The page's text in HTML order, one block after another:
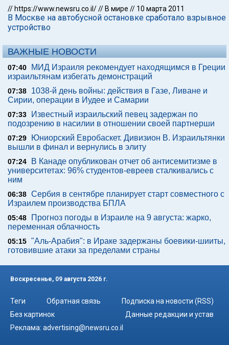
// https://www.newsru.co.il/// В мире // 10 марта 2011
В Москве на автобусной остановке сработало взрывное
устройство
ВАЖНЫЕ НОВОСТИ
07:40
МИД Израиля рекомендует находящимся в Греции
израильтянам избегать демонстраций
07:38
1038-й день войны: действия в Газе, Ливане и
Сирии, операции в Иудее и Самарии
07:33
Известный израильский певец задержан по
подозрению в насилии в отношении своей партнерши
07:29
Юниорский Евробаскет. Дивизион В. Израильтянки
вышли в финал и вернулись в элиту
07:24
В Канаде опубликован отчет об антисемитизме в
университетах: 96% студентов-евреев сталкивались с
ним
06:38 Сербия в сентябре планирует старт совместного с
Израилем производства БПЛА
05:48
Прогноз погоды в Израиле на 9 августа: жарко,
переменная облачность
05:15 "Аль-Арабия": в Ираке задержаны боевики-шииты,
готовившие атаки за пределами страны
Воскресенье, 09 августа 2026 г.
Теги Обратная связь
Подписка на новости (RSS)
Без картинок
Данные редакции и устав
Реклама: advertising@newsru.co.il